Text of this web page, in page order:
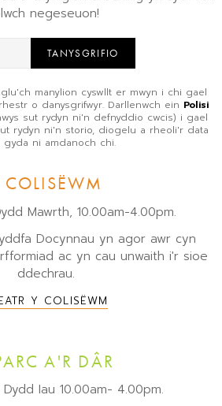
negeseuon!
TANYSGRIFIO
manylion cyswllt er mwyn i chi gael
o danysgrifwyr. Darllenwch ein Polisi
sut rydyn ni'n defnyddio cwcis) i gael
rydyn ni'n storio, diogelu a rheoli'r data
gyda ni amdanoch chi.
COLISËWM
Mawrth, 10.00am-4.00pm.
Docynnau yn agor awr cyn
ac yn cau unwaith i'r sioe
ddechrau.
Y COLISËWM
A'R DÂR
Dydd Iau 10.00am- 4.00pm.